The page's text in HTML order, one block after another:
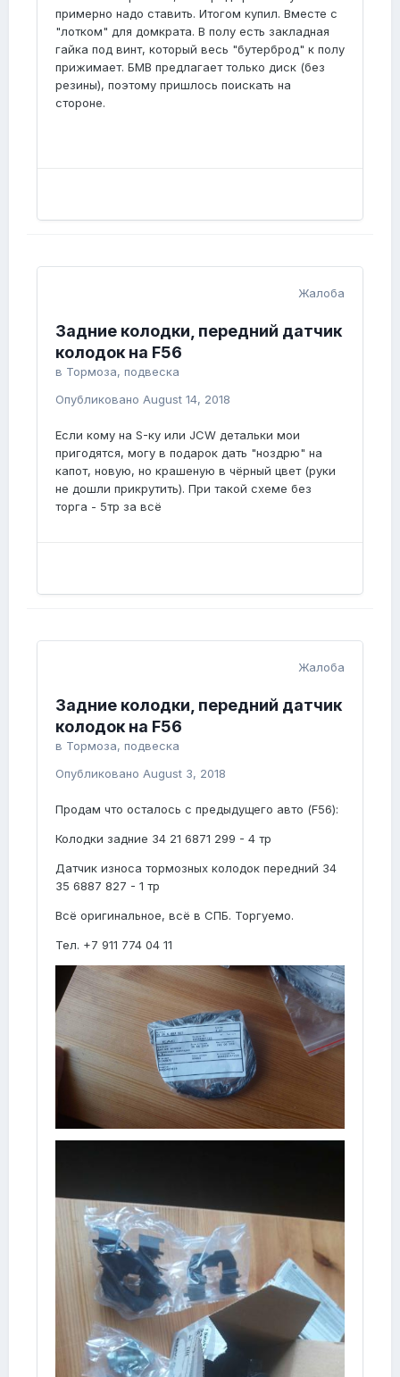
примерно надо ставить. Итогом купил. Вместе с
"лотком" для домкрата. В полу есть закладная
гайка под винт, который весь "бутерброд" к полу
прижимает. БМВ предлагает только диск (без
резины), поэтому пришлось поискать на
стороне.
Жалоба
Задние колодки, передний датчик
колодок на F56
в Тормоза, подвеска
Опубликовано August 14, 2018
Если кому на S-ку или JCW детальки мои
пригодятся, могу в подарок дать "ноздрю" на
капот, новую, но крашеную в чёрный цвет (руки
не дошли прикрутить). При такой схеме без
торга - 5тр за всё
Жалоба
Задние колодки, передний датчик
колодок на F56
в Тормоза, подвеска
Опубликовано August 3, 2018
Продам что осталось с предыдущего авто (F56):
Колодки задние 34 21 6871 299 - 4 тр
Датчик износа тормозных колодок передний 34
35 6887 827 - 1 тр
Всё оригинальное, всё в СПБ. Торгуемо.
Тел. +7 911 774 04 11